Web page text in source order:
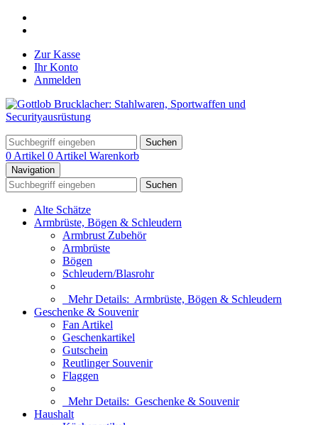
Zur Kasse
Ihr Konto
Anmelden
Suchen
0 Artikel 0 Artikel Warenkorb
Navigation
Suchen
Alte Schätze
Armbrüste, Bögen & Schleudern
Armbrust Zubehör
Armbrüste
Bögen
Schleudern/Blasrohr
Mehr Details: Armbrüste, Bögen & Schleudern
Geschenke & Souvenir
Fan Artikel
Geschenkartikel
Gutschein
Reutlinger Souvenir
Flaggen
Mehr Details: Geschenke & Souvenir
Haushalt